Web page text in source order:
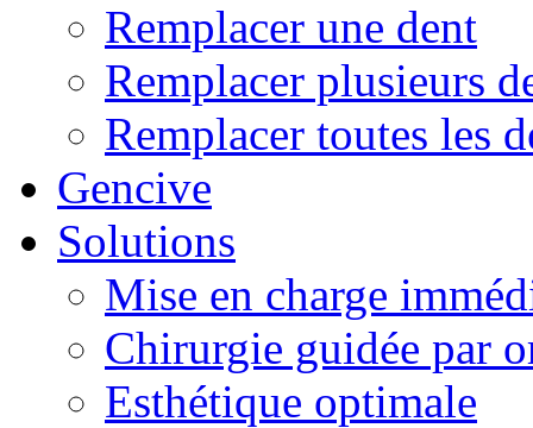
Remplacer une dent
Remplacer plusieurs
Remplacer toutes les
Gencive
Solutions
Mise en charge
Chirurgie guidée par
Esthétique optimale